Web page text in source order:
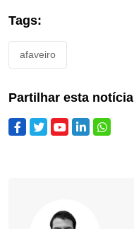
Tags:
afaveiro
Partilhar esta notícia